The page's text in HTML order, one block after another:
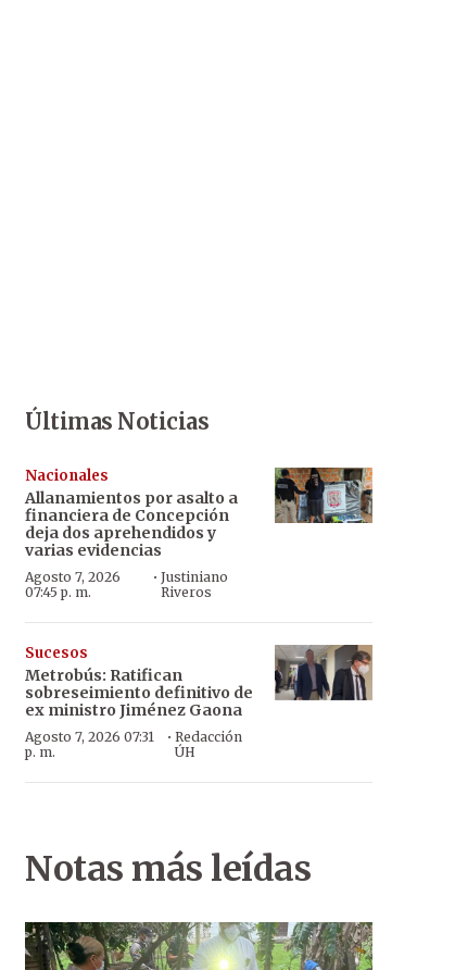
Últimas Noticias
Nacionales
Allanamientos por asalto a
financiera de Concepción
deja dos aprehendidos y
varias evidencias
Agosto 7, 2026
07:45 p. m.
·Justiniano
Riveros
Sucesos
Metrobús: Ratifican
sobreseimiento definitivo de
ex ministro Jiménez Gaona
Agosto 7, 2026 07:31
p. m.
·Redacción
ÚH
Notas más leídas